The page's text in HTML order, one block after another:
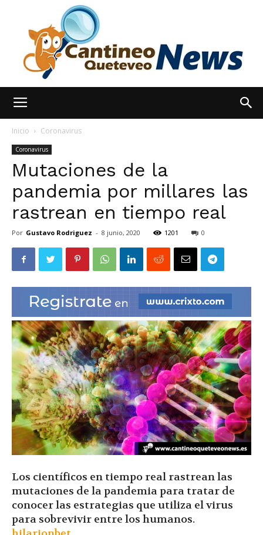
Noticias
hoy
|
Ultima
Hora
|
Inicio Coronavirus
Coronavirus
Mutaciones de la
pandemia por millares las
rastrean en tiempo real
Por Gustavo Rodriguez - 8 junio, 2020 1201 0
Los científicos en tiempo real rastrean las
mutaciones de la pandemia para tratar de
conocer las estrategias que utiliza el virus
para sobrevivir entre los humanos.